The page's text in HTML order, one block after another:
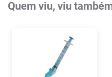
Quem viu, viu